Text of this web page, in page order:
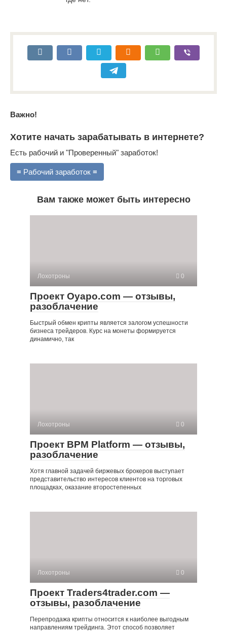
Важно!
Хотите начать зарабатывать в интернете?
Есть рабочий и "Проверенный" заработок!
≡ Рабочий заработок ≡
Вам также может быть интересно
Лохотроны 0
Проект Oyapo.com — отзывы,
разоблачение
Быстрый обмен крипты является залогом успешности
бизнеса трейдеров. Курс на монеты формируется
динамично, так
Лохотроны 0
Проект BPM Platform — отзывы,
разоблачение
Хотя главной задачей биржевых брокеров выступает
представительство интересов клиентов на торговых
площадках, оказание второстепенных
Лохотроны 0
Проект Traders4trader.com —
отзывы, разоблачение
Перепродажа крипты относится к наиболее выгодным
направлениям трейдинга. Этот способ позволяет